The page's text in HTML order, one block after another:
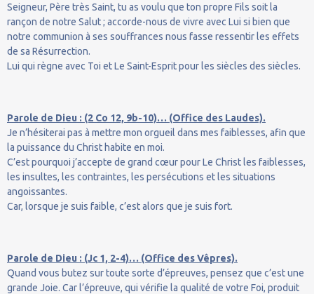
Seigneur, Père très Saint, tu as voulu que ton propre Fils soit la
rançon de notre Salut ; accorde-nous de vivre avec Lui si bien que
notre communion à ses souffrances nous fasse ressentir les effets
de sa Résurrection.
Lui qui règne avec Toi et Le Saint-Esprit pour les siècles des siècles.
Parole de Dieu : (2 Co 12, 9b-10)… (Office des Laudes).
Je n’hésiterai pas à mettre mon orgueil dans mes faiblesses, afin que
la puissance du Christ habite en moi.
C’est pourquoi j’accepte de grand cœur pour Le Christ les faiblesses,
les insultes, les contraintes, les persécutions et les situations
angoissantes.
Car, lorsque je suis faible, c’est alors que je suis fort.
Parole de Dieu : (Jc 1, 2-4)… (Office des Vêpres).
Quand vous butez sur toute sorte d’épreuves, pensez que c’est une
grande Joie. Car l’épreuve, qui vérifie la qualité de votre Foi, produit